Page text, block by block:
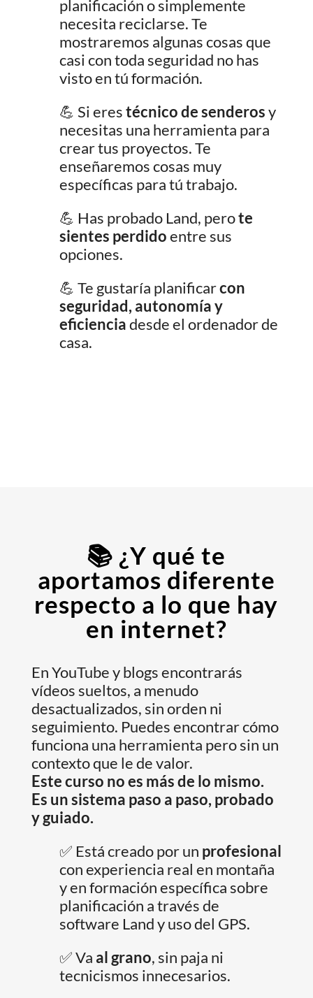
planificación o simplemente
necesita reciclarse. Te
mostraremos algunas cosas que
casi con toda seguridad no has
visto en tú formación.
💪 Si erestécnico de senderosy
necesitas una herramienta para
crear tus proyectos. Te
enseñaremos cosas muy
específicas para tú trabajo.
💪 Has probado Land, perote
sientes perdidoentre sus
opciones.
💪 Te gustaría planificarcon
seguridad, autonomía y
eficienciadesde el ordenador de
casa.
📚 ¿Y qué te
aportamos diferente
respecto a lo que hay
en internet?
En YouTube y blogs encontrarás
vídeos sueltos, a menudo
desactualizados, sin orden ni
seguimiento. Puedes encontrar cómo
funciona una herramienta pero sin un
contexto que le de valor.
Este curso no es más de lo mismo.
Es un sistema paso a paso, probado
y guiado.
✅ Está creado por un profesional
con experiencia real en montaña
y en formación específica sobre
planificación a través de
software Land y uso del GPS.
✅ Va al grano, sin paja ni
tecnicismos innecesarios.